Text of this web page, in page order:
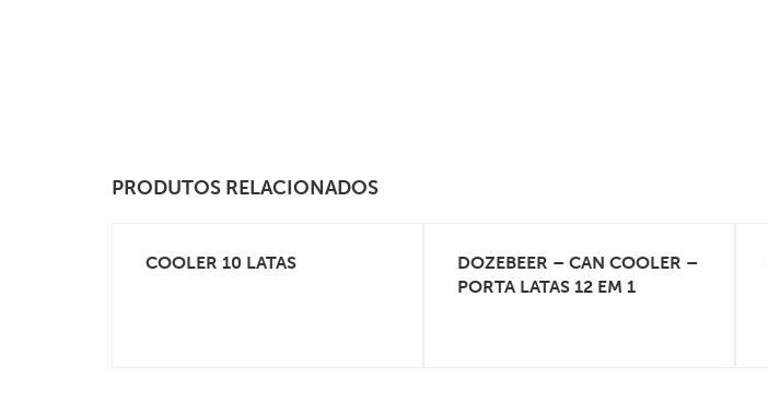
PRODUTOS RELACIONADOS
COOLER 10 LATAS
DOZEBEER – CAN COOLER –
PORTA LATAS 12 EM 1